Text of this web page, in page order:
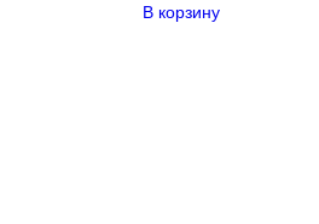
В корзину